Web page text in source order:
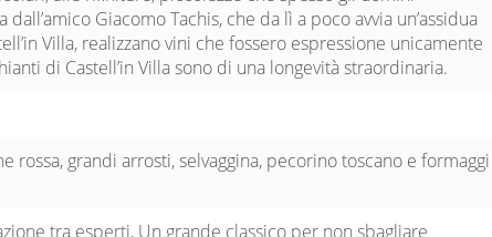
dall’amico Giacomo Tachis, che da lì a poco avvia un’assidua
Villa, realizzano vini che fossero espressione unicamente
di Castell’in Villa sono di una longevità straordinaria.
rossa, grandi arrosti, selvaggina, pecorino toscano e formaggi
tra esperti, Un grande classico per non sbagliare